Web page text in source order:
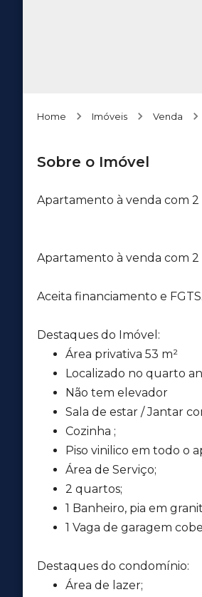
Home Imóveis Venda
Sobre o Imóvel
Apartamento à venda com 2
Apartamento à venda com 2
Aceita financiamento e FGTS.
Destaques do Imóvel:
Área privativa 53 m²
Localizado no quarto
Não tem elevador
Sala de estar / Jantar
Cozinha ;
Piso vinilico em todo o
Área de Serviço;
2 quartos;
1 Banheiro, pia em
1 Vaga de garagem
Destaques do condomínio:
Área de lazer;